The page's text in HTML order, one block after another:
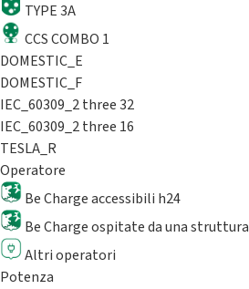
TYPE 3A
CCS COMBO 1
DOMESTIC_E
DOMESTIC_F
IEC_60309_2 three 32
IEC_60309_2 three 16
TESLA_R
Operatore
Be Charge accessibili h24
Be Charge ospitate da una
Altri operatori
Potenza